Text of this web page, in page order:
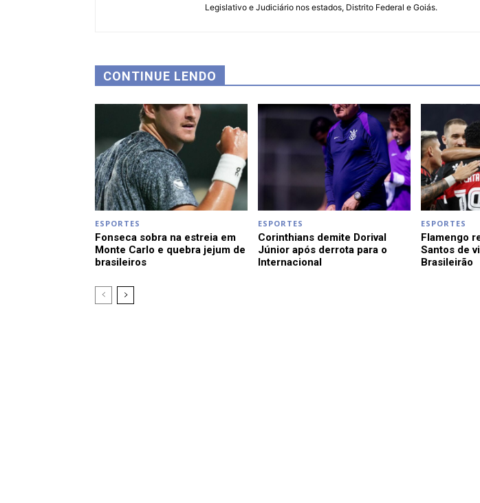
Legislativo e Judiciário nos estados, Distrito Federal e Goiás.
CONTINUE LENDO
ESPORTES
Fonseca sobra na estreia em
Monte Carlo e quebra jejum de
brasileiros
ESPORTES
Corinthians demite Dorival
Júnior após derrota para o
Internacional
ESPORTES
Flamengo
Santos de
Brasileirão